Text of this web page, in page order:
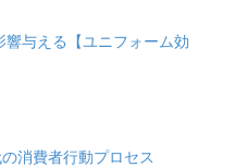
与える【ユニフォーム効
消費者行動プロセス